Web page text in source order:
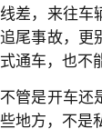
线差，来往车
追尾事故，更
式通车，也不
不管是开车还
些地方，不是